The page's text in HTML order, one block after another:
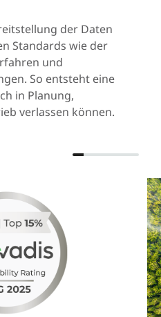
der Daten
Standards wie der
und
So entsteht eine
in Planung,
verlassen können.